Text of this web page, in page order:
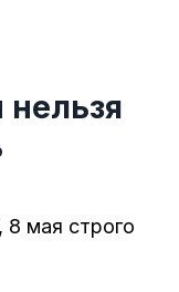
нельзя
мая строго